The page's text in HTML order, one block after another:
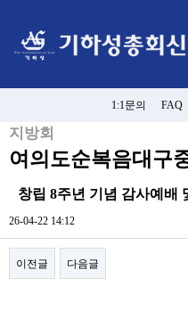
1:1문의 FAQ
지방회
여의도순복음대구
창립 8주년 기념 감사예배
26-04-22 14:12
이전글 다음글